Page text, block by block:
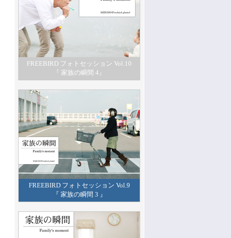
FREEBIRD フォトセッション Vol.10
『 家族の瞬間 4』
FREEBIRD フォトセッション Vol.9
『 家族の瞬間 3 』